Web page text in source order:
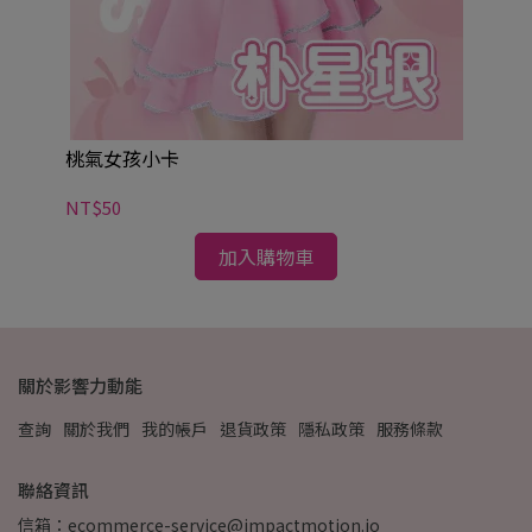
桃氣女孩小卡
NT$50
加入購物車
關於影響力動能
查詢 關於我們 我的帳戶 退貨政策 隱私政策 服務條款
聯絡資訊
信箱：ecommerce-service@impactmotion.io